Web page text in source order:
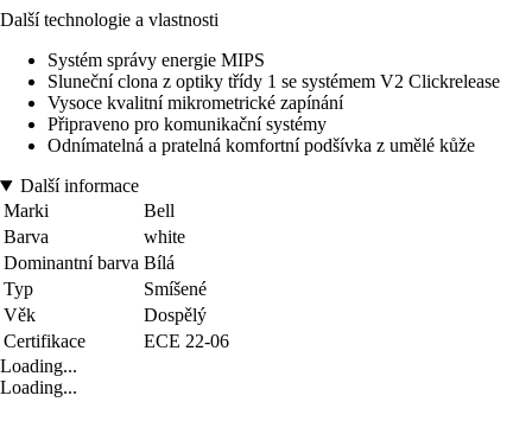
Další technologie a vlastnosti
Systém správy energie MIPS
Sluneční clona z optiky třídy 1 se systémem V2 Clickrelease
Vysoce kvalitní mikrometrické zapínání
Připraveno pro komunikační systémy
Odnímatelná a pratelná komfortní podšívka z umělé kůže
Další informace
Marki
Bell
Barva
white
Dominantní barva Bílá
Typ
Smíšené
Věk
Dospělý
Certifikace
ECE 22-06
Loading...
Loading...